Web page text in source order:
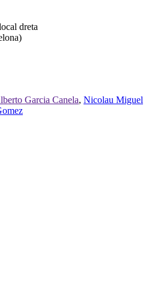
dreta
Garcia Canela, Nicolau Miguel